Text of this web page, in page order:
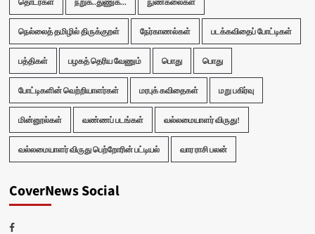
நெல்லைத் தமிழில் திருக்குறள் நேர்காணல்கள் படக்கவிதைப் போட்டிகள்
பத்திகள் பழகத் தெரிய வேணும் பொது பொது
போட்டிகளின் வெற்றியாளர்கள் மரபுக் கவிதைகள் மறு பகிர்வு
மின்னூல்கள் வண்ணப் படங்கள் வல்லமையாளர் விருது!
வல்லமையாளர் விருது பெற்றோரின் பட்டியல் வார ராசி பலன்
CoverNews Social
Facebook